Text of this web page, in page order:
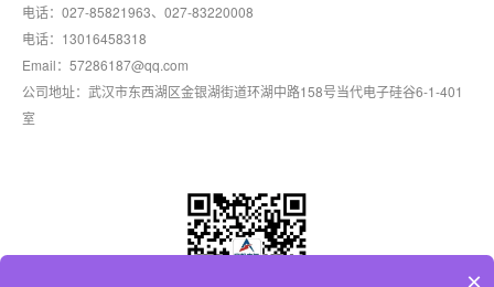
电话：027-85821963、027-83220008
电话：13016458318
Email：57286187@qq.com
公司地址：武汉市东西湖区金银湖街道环湖中路158号当代电子硅谷6-1-401
室